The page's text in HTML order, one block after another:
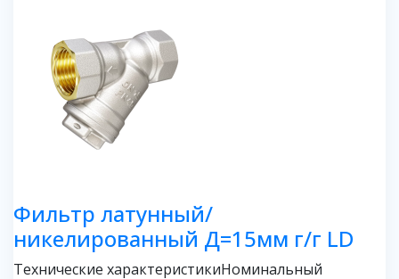
Фильтр латунный/
никелированный Д=15мм г/г LD
Технические характеристикиНоминальный